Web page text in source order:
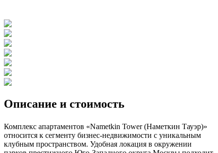
Описание и стоимость
Комплекс апартаментов «Nametkin Tower (Наметкин Тауэр)»
относится к сегменту бизнес-недвижимости с уникальным
клубным пространством. Удобная локация в окружении